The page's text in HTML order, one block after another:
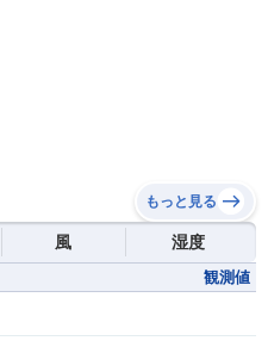
もっと見る
風 湿度
観測値